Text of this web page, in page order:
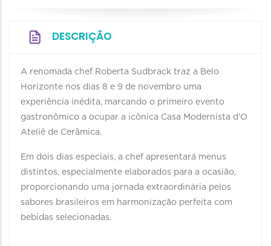
DESCRIÇÃO
A renomada chef Roberta Sudbrack traz a Belo
Horizonte nos dias 8 e 9 de novembro uma
experiência inédita, marcando o primeiro evento
gastronômico a ocupar a icônica Casa Modernista d’O
Ateliê de Cerâmica.
Em dois dias especiais, a chef apresentará menus
distintos, especialmente elaborados para a ocasião,
proporcionando uma jornada extraordinária pelos
sabores brasileiros em harmonização perfeita com
bebidas selecionadas.